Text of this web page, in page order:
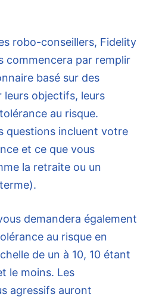
robo-conseillers, Fidelity
commencera par remplir
basé sur des
objectifs, leurs
au risque.
questions incluent votre
et ce que vous
la retraite ou un
demandera également
au risque en
de un à 10, 10 étant
le moins. Les
agressifs auront